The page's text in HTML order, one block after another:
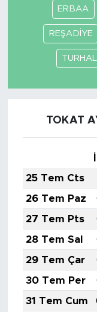
ERBAA
REŞADİYE
TURHAL
TOKAT
25 Tem Cts
26 Tem Paz
27 Tem Pts
28 Tem Sal
29 Tem Çar
30 Tem Per
31 Tem Cum
TARİHTEN
TARİH
KADIN
SAĞLIK
MEDYA
FOTO
VİDEOLAR
ALINTI
SOSYAL